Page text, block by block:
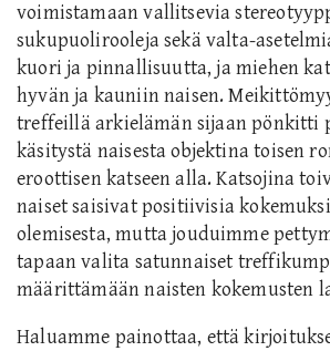
voimistamaan vallitsevia
sukupuolirooleja sekä valta-
kuori ja pinnallisuutta, ja miehen
hyvän ja kauniin naisen.
treffeillä arkielämän sijaan pönkitti
käsitystä naisesta objektina toisen
eroottisen katseen alla. Katsojina
naiset saisivat positiivisia
olemisesta, mutta jouduimme
tapaan valita satunnaiset
määrittämään naisten kokemusten
Haluamme painottaa, että